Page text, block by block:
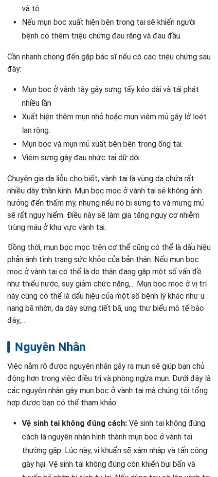
và tê
Nếu mụn bọc xuất hiện bên trong tai sẽ khiến người
bệnh có thêm triệu chứng đau răng và đau đầu.
Cần nhanh chóng đến gặp bác sĩ nếu có các triệu chứng sau
đây:
Mụn bọc ở vành tây gây sưng tấy kéo dài và tái phát
nhiều lần
Xuất hiện thêm mụn nhỏ hoặc mụn viêm mủ gây lở loét
lan rộng.
Mụn bọc và mụn mủ xuất bên bên trong ống tai.
Viêm sưng gây đau nhức tai dữ dội
Chuyên gia da liễu cho biết, vành tai là vùng da chứa rất
nhiều dây thần kinh. Mụn bọc mọc ở vành tai sẽ không ảnh
hưởng đến thẩm mỹ, nhưng nếu nó bị sưng to và mưng mủ
sẽ rất nguy hiểm. Điều này sẽ làm gia tăng nguy cơ nhiễm
trùng máu ở khu vực vành tai.
Đồng thời, mụn bọc mọc trên cơ thể cũng có thể là dấu hiệu
phản ánh tình trạng sức khỏe của bản thân. Nếu mụn bọc
mọc ở vành tai có thể là do thận đang gặp một số vấn đề
như thiếu nước, suy giảm chức năng,... Mụn bọc mọc ở vị trí
này cũng có thể là dấu hiệu của một số bệnh lý khác như u
nang bã nhờn, da dày sừng tiết bã, ung thư biểu mô tế bào
đáy,...
Nguyên Nhân
Việc nắm rõ được nguyên nhân gây ra mụn sẽ giúp bạn chủ
động hơn trong việc điều trị và phòng ngừa mụn. Dưới đây là
các nguyên nhân gây mụn bọc ở vành tai mà chúng tôi tổng
hợp được bạn có thể tham khảo:
Vệ sinh tai không đúng cách: Vệ sinh tai không đúng
cách là nguyên nhân hình thành mụn bọc ở vành tai
thường gặp. Lúc này, vi khuẩn sẽ xâm nhập và tấn công
gây hại. Vệ sinh tai không đúng còn khiến bụi bẩn và